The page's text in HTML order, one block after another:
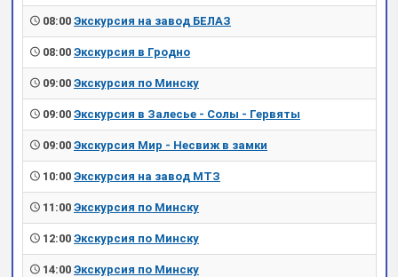
08:00 Экскурсия на завод БЕЛАЗ
08:00 Экскурсия в Гродно
09:00 Экскурсия по Минску
09:00 Экскурсия в Залесье - Солы - Гервяты
09:00 Экскурсия Мир - Несвиж в замки
10:00 Экскурсия на завод МТЗ
11:00 Экскурсия по Минску
12:00 Экскурсия по Минску
14:00 Экскурсия по Минску